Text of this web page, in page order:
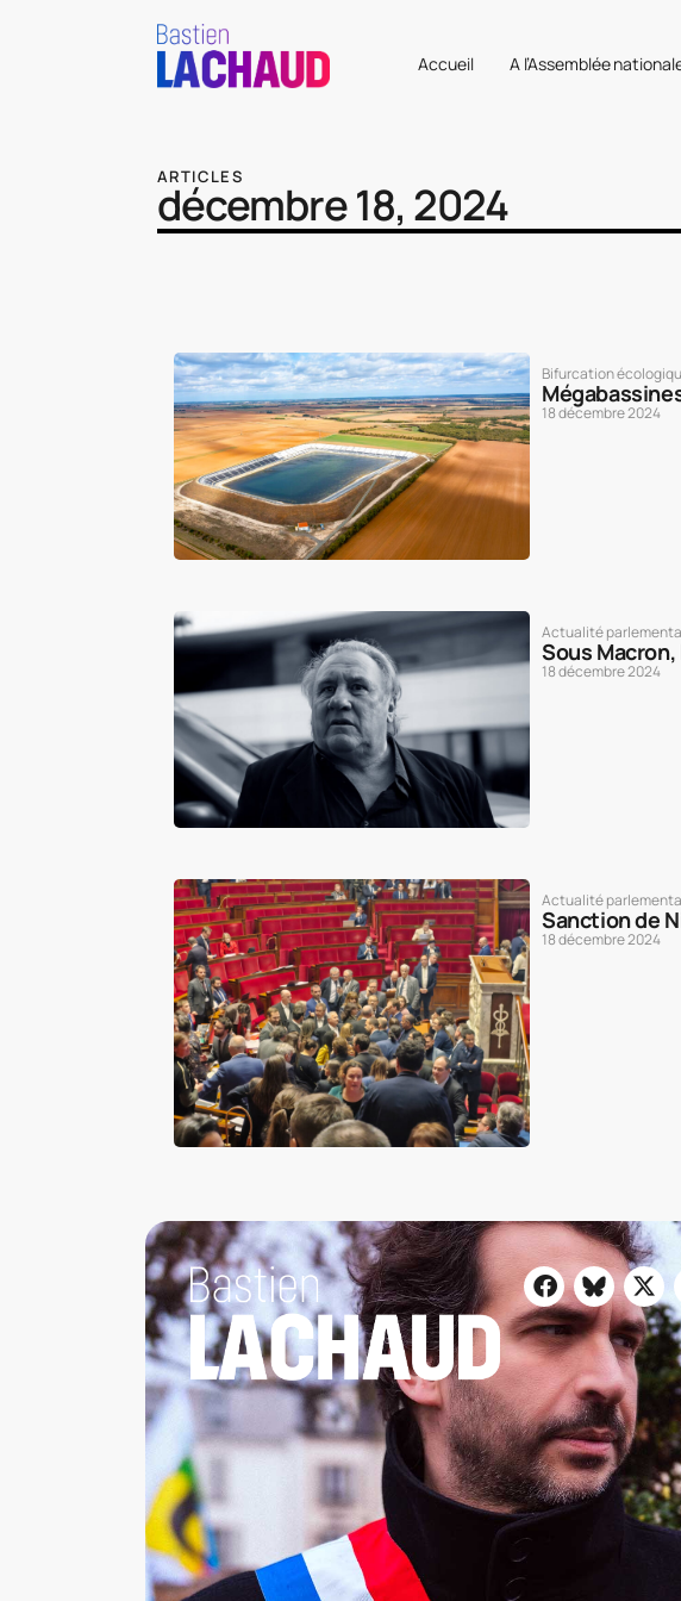
Accueil A l’Assemblée
ARTICLES
décembre 18, 2024
Bifurcation
18 décembre 2024
Actualité
Sous
18 décembre 2024
Actualité
Sanction de
18 décembre 2024